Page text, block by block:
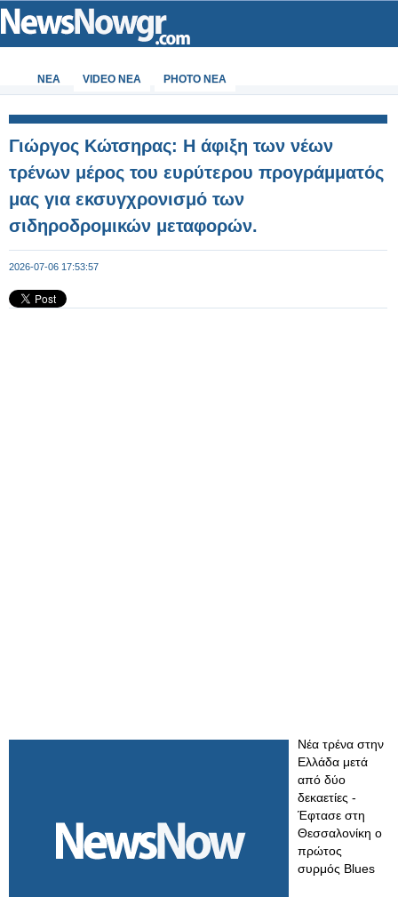
ΝΕΑ VIDEO NEA PHOTO NEA
Γιώργος Κώτσηρας: Η άφιξη των νέων
τρένων μέρος του ευρύτερου προγράμματός
μας για εκσυγχρονισμό των
σιδηροδρομικών μεταφορών.
2026-07-06 17:53:57
Νέα τρένα στην
Ελλάδα μετά
από δύο
δεκαετίες -
Έφτασε στη
Θεσσαλονίκη ο
πρώτος
συρμός Blues